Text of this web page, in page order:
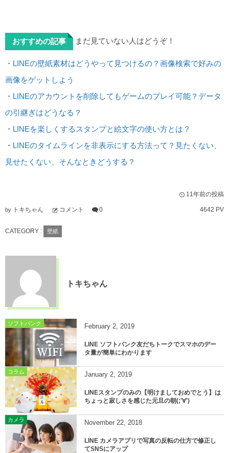
おすすめの記事 まだ見ていない人はどうぞ！
・ LINEの壁紙素材はどうやって見つけるの？画像検索で好みの
画像をゲットしよう
・ LINEのアカウントを削除してもゲームのプレイ可能？データ
の引継ぎはどうなる？
・ LINEを楽しくするスタンプと絵文字の使い方とは？
・ LINEのタイムラインを非表示にする方法って？見たくない、
見せたくない、そんなときどうする？
11年前の投稿
by トキちゃん コメント 0 4642 PV
CATEGORY : 壁紙
トキちゃん
ソフトバンク February 2, 2019
LINE ソフトバンク友だちトークでスマホのデー
タ量が簡単にわかります
コラム January 2, 2019
LINEスタンプのみの【明けましておめでとう】は
ちょっと寂しさを感じた元旦の朝(;'∀')
カメラ November 22, 2018
LINE カメラアプリで写真の反転の仕方で修正し
てSNSにアップ